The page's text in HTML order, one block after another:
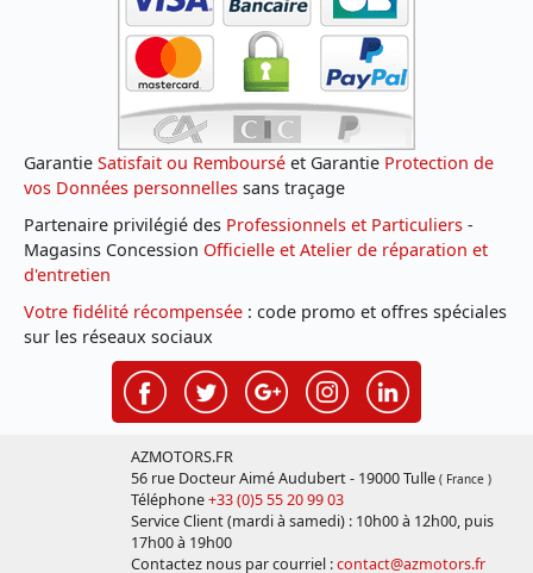
Garantie Satisfait ou Remboursé et Garantie Protection de
vos Données personnelles sans traçage
Partenaire privilégié des Professionnels et Particuliers -
Magasins Concession Officielle et Atelier de réparation et
d'entretien
Votre fidélité récompensée : code promo et offres spéciales
sur les réseaux sociaux
AZMOTORS.FR
56 rue Docteur Aimé Audubert - 19000 Tulle ( France )
Téléphone+33 (0)5 55 20 99 03
Service Client (mardi à samedi) : 10h00 à 12h00, puis
17h00 à 19h00
Contactez nous par courriel :contact@azmotors.fr